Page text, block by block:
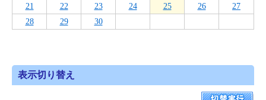
21
22 23 24 25 26
27
28
29 30
表示切り替え